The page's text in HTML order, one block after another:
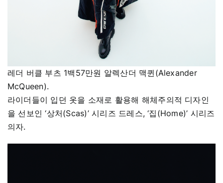
레더 버클 부츠 1백57만원 알렉산더 맥퀸(Alexander
McQueen).
라이더들이 입던 옷을 소재로 활용해 해체주의적 디자인
을 선보인 ‘상처(Scas)’ 시리즈 드레스, ‘집(Home)’ 시리즈
의자.